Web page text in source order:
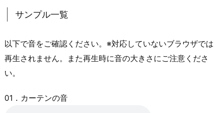
サンプル一覧
以下で音をご確認ください。※対応していないブラウザでは
再生されません。また再生時に音の大きさにご注意くださ
い。
01．カーテンの音